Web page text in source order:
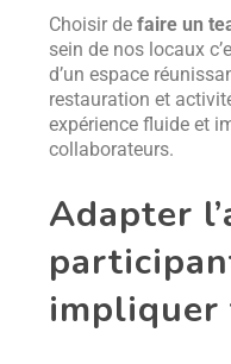
Choisir defaire un
sein de nos locaux
d’un espace
restauration et
expérience fluide et
collaborateurs.
Adapter
impliquer